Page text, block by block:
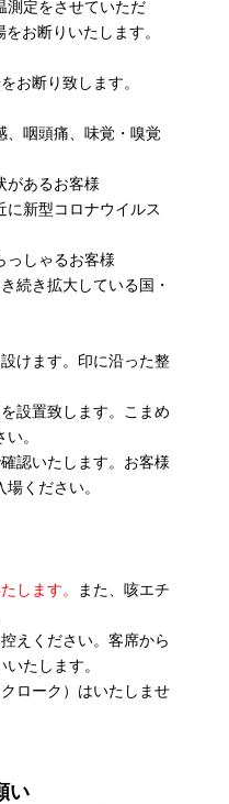
測定をさせていただ
お断りいたします。
お断り致します。
、咽頭痛、味覚・嗅覚
があるお客様
に新型コロナウイルス
しゃるお客様
続き拡大している国・
けます。印に沿った整
設置致します。こまめ
。
認いたします。お客様
ください。
します。
また、咳エチ
えください。客席から
たします。
ローク）はいたしませ
い